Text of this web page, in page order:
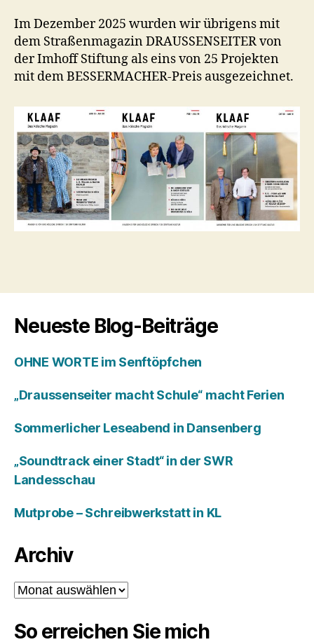
Im Dezember 2025 wurden wir übrigens mit
dem Straßenmagazin DRAUSSENSEITER von
der Imhoff Stiftung als eins von 25 Projekten
mit dem BESSERMACHER-Preis ausgezeichnet.
Neueste Blog-Beiträge
OHNE WORTE im Senftöpfchen
„Draussenseiter macht Schule“ macht Ferien
Sommerlicher Leseabend in Dansenberg
„Soundtrack einer Stadt“ in der SWR
Landesschau
Mutprobe – Schreibwerkstatt in KL
Archiv
Archiv
So erreichen Sie mich